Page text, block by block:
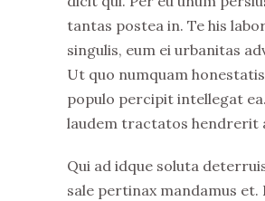
tantas postea in. Te his
singulis, eum ei urbanitas
Ut quo numquam
populo percipit intellegat
laudem tractatos hendrerit
Qui ad idque soluta
sale pertinax mandamus et.